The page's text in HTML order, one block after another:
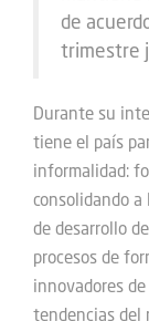
de
trimestre
Durante su
tiene el país
informalidad:
consolidando a
de desarrollo
procesos de
innovadores
tendencias del